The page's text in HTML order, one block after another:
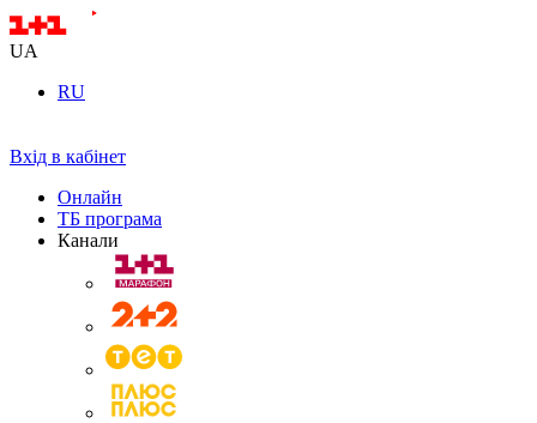
UA
RU
Вхід в кабінет
Онлайн
ТБ програма
Канали